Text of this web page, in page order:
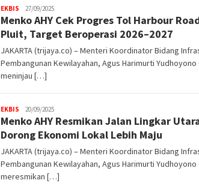
EKBIS Trijaya
.co
27/09/2025
Menko AHY Cek Progres Tol Harbour
Pluit, Target Beroperasi 2026–2027
JAKARTA (trijaya.co) – Menteri Koordinator Bidang
Pembangunan Kewilayahan, Agus Harimurti Yudhoyono
meninjau […]
EKBIS Trijaya
.co
20/09/2025
Menko AHY Resmikan Jalan Lingkar
Dorong Ekonomi Lokal Lebih Maju
JAKARTA (trijaya.co) – Menteri Koordinator Bidang
Pembangunan Kewilayahan, Agus Harimurti Yudhoyono
meresmikan […]